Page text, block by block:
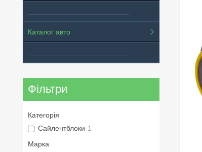
Каталог авто
Фільтри
Категорія
Сайлентблоки 1
Марка